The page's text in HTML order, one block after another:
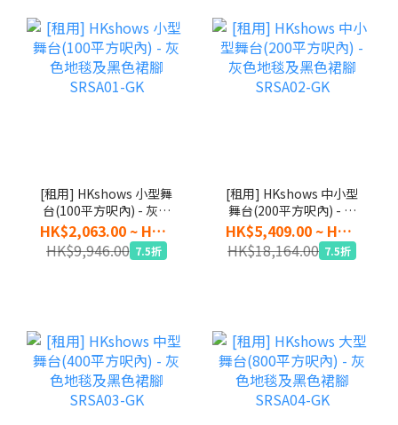
[租用] HKshows 小型舞
台(100平方呎內) - 灰色
地毯及黑色裙腳
SRSA01-GK
HK$2,063.00 ~ HK$7,460.00
HK$9,946.00 7.5折
[租用] HKshows 中小型
舞台(200平方呎內) - 灰
色地毯及黑色裙腳
SRSA02-GK
HK$5,409.00 ~ HK$13,623.00
HK$18,164.00 7.5折